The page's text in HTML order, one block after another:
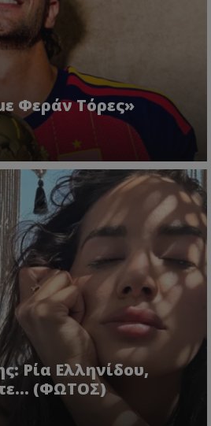
Φεράν Τόρες»
Ρία Ελληνίδου,
(ΦΩΤΟΣ)